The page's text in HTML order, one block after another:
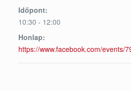
Időpont:
10:30 - 12:00
Honlap:
https://www.facebook.com/events/